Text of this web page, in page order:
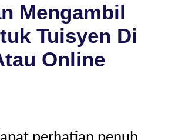
Mengambil
Tuisyen Di
Online